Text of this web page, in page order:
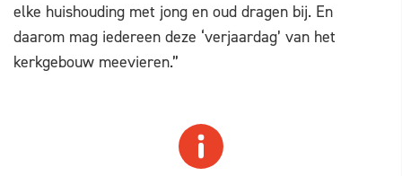
elke huishouding met jong en oud dragen bij. En
daarom mag iedereen deze ‘verjaardag’ van het
kerkgebouw meevieren.”